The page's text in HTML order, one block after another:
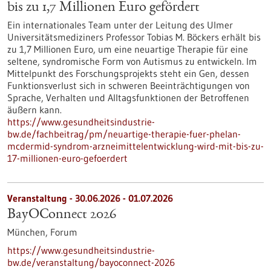
bis zu 1,7 Millionen Euro gefördert
Ein internationales Team unter der Leitung des Ulmer
Universitätsmediziners Professor Tobias M. Böckers erhält bis
zu 1,7 Millionen Euro, um eine neuartige Therapie für eine
seltene, syndromische Form von Autismus zu entwickeln. Im
Mittelpunkt des Forschungsprojekts steht ein Gen, dessen
Funktionsverlust sich in schweren Beeinträchtigungen von
Sprache, Verhalten und Alltagsfunktionen der Betroffenen
äußern kann.
https://www.gesundheitsindustrie-
bw.de/fachbeitrag/pm/neuartige-therapie-fuer-phelan-
mcdermid-syndrom-arzneimittelentwicklung-wird-mit-bis-zu-
17-millionen-euro-gefoerdert
Veranstaltung - 30.06.2026 - 01.07.2026
BayOConnect 2026
München, Forum
https://www.gesundheitsindustrie-
bw.de/veranstaltung/bayoconnect-2026